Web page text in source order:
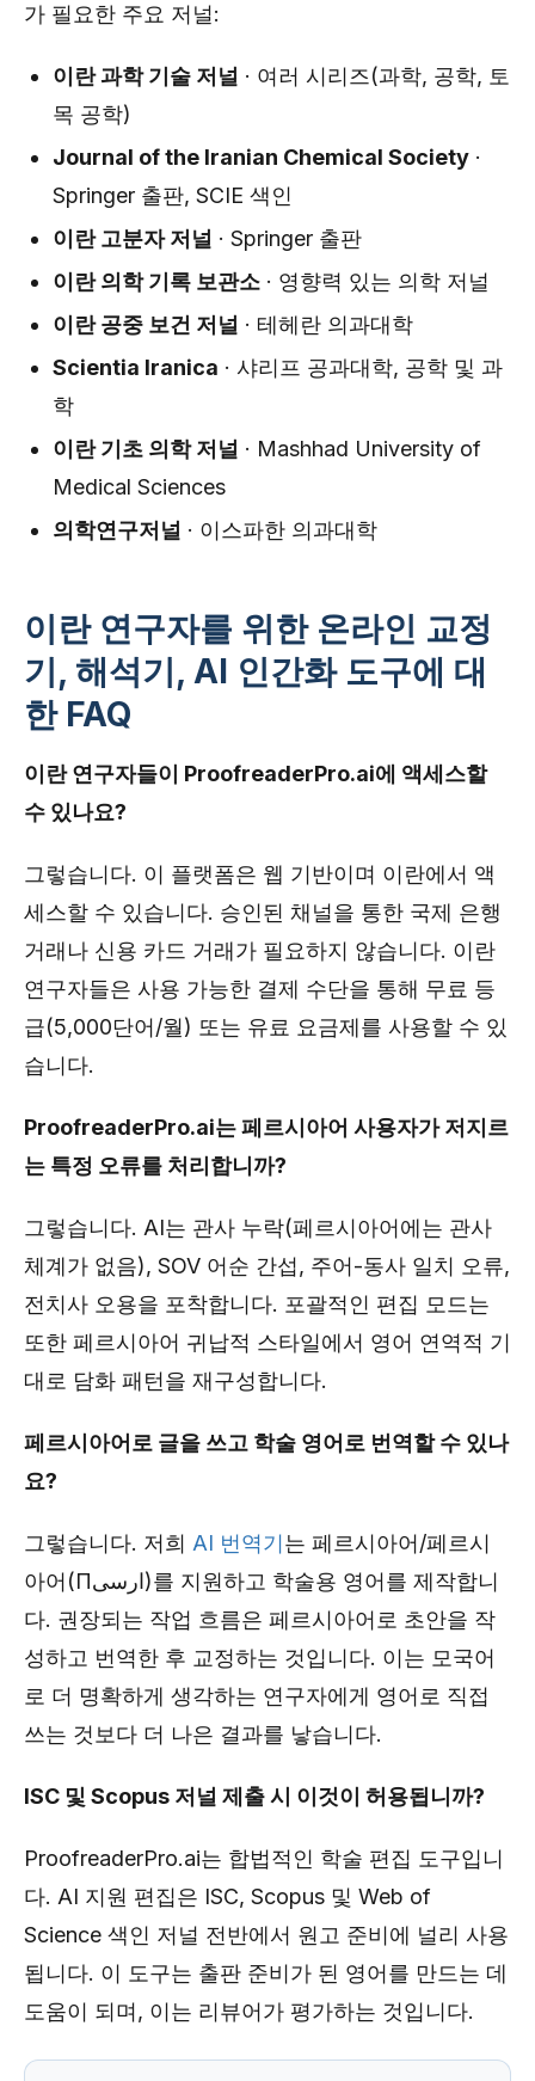
가 필요한 주요 저널:
이란 과학 기술 저널 · 여러 시리즈(과학, 공학, 토
목 공학)
Journal of the Iranian Chemical Society ·
Springer 출판, SCIE 색인
이란 고분자 저널 · Springer 출판
이란 의학 기록 보관소 · 영향력 있는 의학 저널
이란 공중 보건 저널 · 테헤란 의과대학
Scientia Iranica · 샤리프 공과대학, 공학 및 과
학
이란 기초 의학 저널 · Mashhad University of
Medical Sciences
의학연구저널 · 이스파한 의과대학
이란 연구자를 위한 온라인 교정
기, 해석기, AI 인간화 도구에 대
한 FAQ
이란 연구자들이 ProofreaderPro.ai에 액세스할
수 있나요?
그렇습니다. 이 플랫폼은 웹 기반이며 이란에서 액
세스할 수 있습니다. 승인된 채널을 통한 국제 은행
거래나 신용 카드 거래가 필요하지 않습니다. 이란
연구자들은 사용 가능한 결제 수단을 통해 무료 등
급(5,000단어/월) 또는 유료 요금제를 사용할 수 있
습니다.
ProofreaderPro.ai는 페르시아어 사용자가 저지르
는 특정 오류를 처리합니까?
그렇습니다. AI는 관사 누락(페르시아어에는 관사
체계가 없음), SOV 어순 간섭, 주어-동사 일치 오류,
전치사 오용을 포착합니다. 포괄적인 편집 모드는
또한 페르시아어 귀납적 스타일에서 영어 연역적 기
대로 담화 패턴을 재구성합니다.
페르시아어로 글을 쓰고 학술 영어로 번역할 수 있나
요?
그렇습니다. 저희 AI 번역기는 페르시아어/페르시
아어(Пارسی)를 지원하고 학술용 영어를 제작합니
다. 권장되는 작업 흐름은 페르시아어로 초안을 작
성하고 번역한 후 교정하는 것입니다. 이는 모국어
로 더 명확하게 생각하는 연구자에게 영어로 직접
쓰는 것보다 더 나은 결과를 낳습니다.
ISC 및 Scopus 저널 제출 시 이것이 허용됩니까?
ProofreaderPro.ai는 합법적인 학술 편집 도구입니
다. AI 지원 편집은 ISC, Scopus 및 Web of
Science 색인 저널 전반에서 원고 준비에 널리 사용
됩니다. 이 도구는 출판 준비가 된 영어를 만드는 데
도움이 되며, 이는 리뷰어가 평가하는 것입니다.